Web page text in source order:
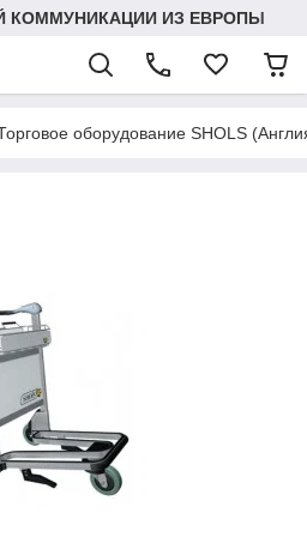
КОММУНИКАЦИИ ИЗ ЕВРОПЫ
оборудование SHOLS